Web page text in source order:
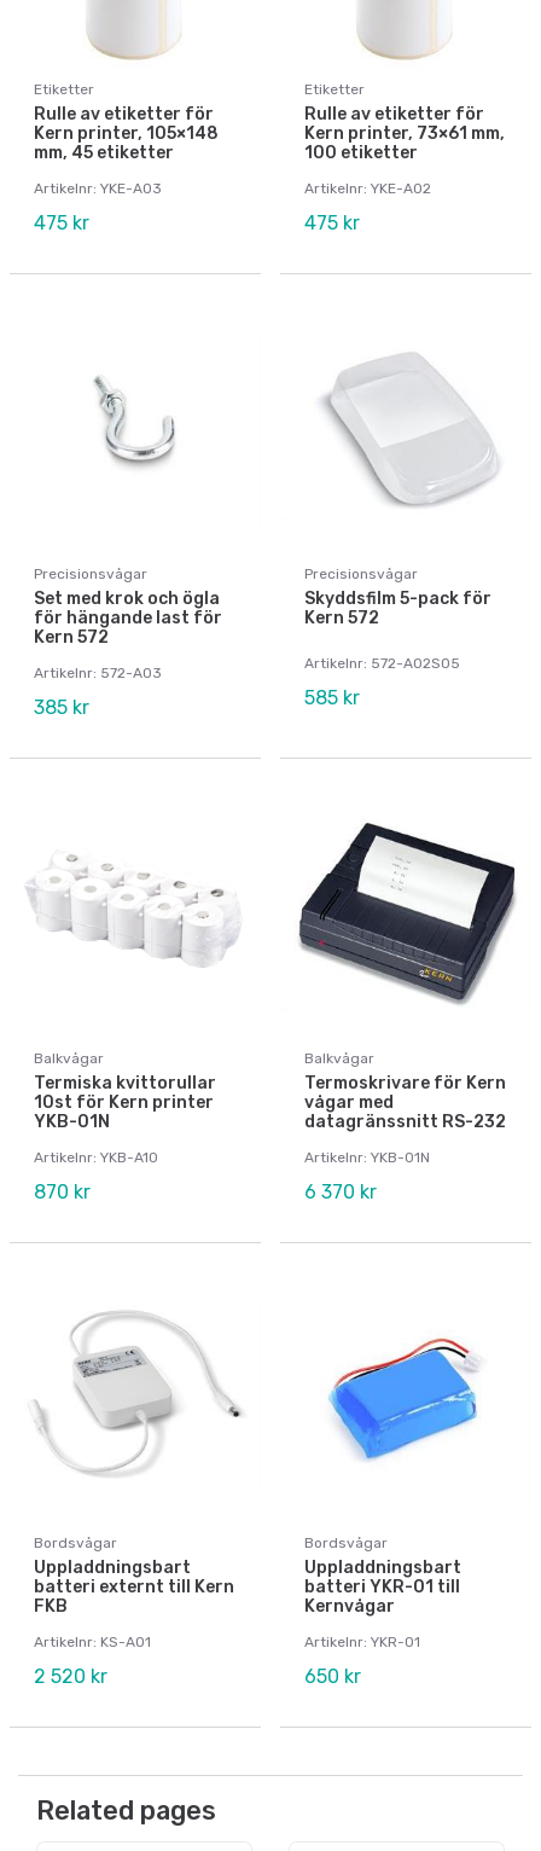
Etiketter
Rulle av etiketter för
Kern printer, 105×148
mm, 45 etiketter
Artikelnr: YKE-A03
475 kr
Etiketter
Rulle av etiketter för
Kern printer, 73×61 mm,
100 etiketter
Artikelnr: YKE-A02
475 kr
Precisionsvågar
Set med krok och ögla
för hängande last för
Kern 572
Artikelnr: 572-A03
385 kr
Precisionsvågar
Skyddsfilm 5-pack för
Kern 572
Artikelnr: 572-A02S05
585 kr
Balkvågar
Termiska kvittorullar
10st för Kern printer
YKB-01N
Artikelnr: YKB-A10
870 kr
Balkvågar
Termoskrivare för Kern
vågar med
datagränssnitt RS-232
Artikelnr: YKB-01N
6 370 kr
Bordsvågar
Uppladdningsbart
batteri externt till Kern
FKB
Artikelnr: KS-A01
2 520 kr
Bordsvågar
Uppladdningsbart
batteri YKR-01 till
Kernvågar
Artikelnr: YKR-01
650 kr
Related pages